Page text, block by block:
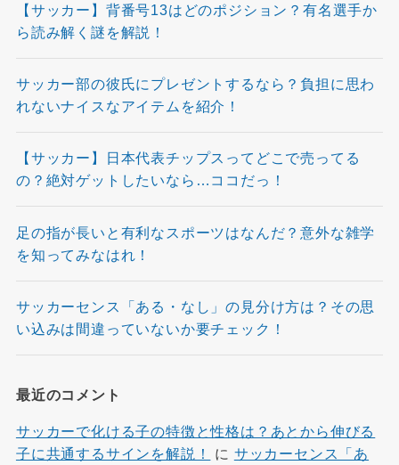
【サッカー】背番号13はどのポジション？有名選手か
ら読み解く謎を解説！
サッカー部の彼氏にプレゼントするなら？負担に思わ
れないナイスなアイテムを紹介！
【サッカー】日本代表チップスってどこで売ってる
の？絶対ゲットしたいなら…ココだっ！
足の指が長いと有利なスポーツはなんだ？意外な雑学
を知ってみなはれ！
サッカーセンス「ある・なし」の見分け方は？その思
い込みは間違っていないか要チェック！
最近のコメント
サッカーで化ける子の特徴と性格は？あとから伸びる
子に共通するサインを解説！
に サッカーセンス「あ